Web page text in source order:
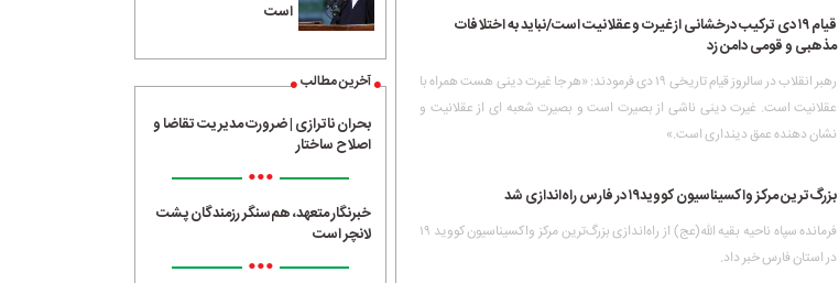
قیام ۱۹ دی ترکیب درخشانی از غیرت و عقلانیت است/نباید به اختلافات
مذهبی و قومی دامن زد
رهبر انقلاب در سالروز قیام تاریخی ۱۹ دی فرمودند: «هر جا غیرت دینی هست همراه با
عقلانیت است. غیرت دینی ناشی از بصیرت است و بصیرت شعبه ای از عقلانیت و
نشان دهنده عمق دینداری است.»
بزرگ‌ترین مرکز واکسیناسیون کووید۱۹ در فارس راه‌اندازی شد
فرمانده سپاه ناحیه بقیه الله(عج) از راه‌اندازی بزرگ‌ترین مرکز واکسیناسیون کووید ۱۹
در استان فارس خبر داد.
است
آخرین مطالب
بحران ناترازی | ضرورت مدیریت تقاضا و
اصلاح ساختار
•••
خبرنگار متعهد، هم‌سنگر رزمندگان پشت
لانچر است
•••